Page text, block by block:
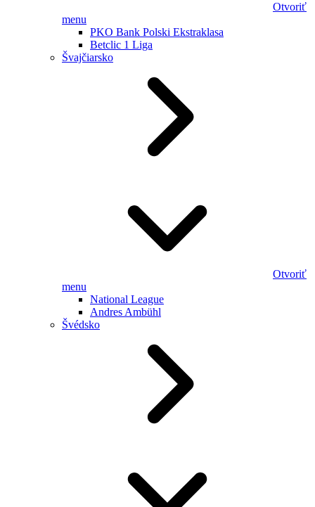
Otvoriť
menu
PKO Bank Polski Ekstraklasa
Betclic 1 Liga
Švajčiarsko
Otvoriť
menu
National League
Andres Ambühl
Švédsko